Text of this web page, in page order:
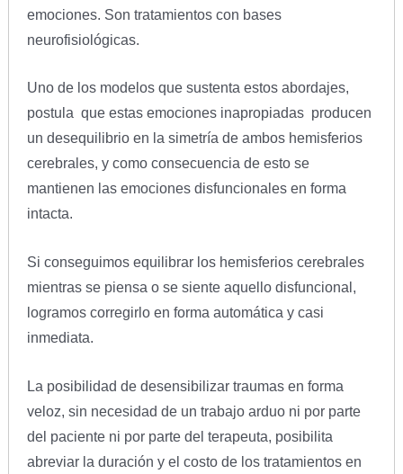
emociones. Son tratamientos con bases
neurofisiológicas.
Uno de los modelos que sustenta estos abordajes,
postula que estas emociones inapropiadas producen
un desequilibrio en la simetría de ambos hemisferios
cerebrales, y como consecuencia de esto se
mantienen las emociones disfuncionales en forma
intacta.
Si conseguimos equilibrar los hemisferios cerebrales
mientras se piensa o se siente aquello disfuncional,
logramos corregirlo en forma automática y casi
inmediata.
La posibilidad de desensibilizar traumas en forma
veloz, sin necesidad de un trabajo arduo ni por parte
del paciente ni por parte del terapeuta, posibilita
abreviar la duración y el costo de los tratamientos en